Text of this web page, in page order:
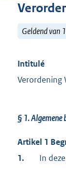
Geldend
Intitulé
Verordening
§ 1.Algemene
Artikel 1
1.
In